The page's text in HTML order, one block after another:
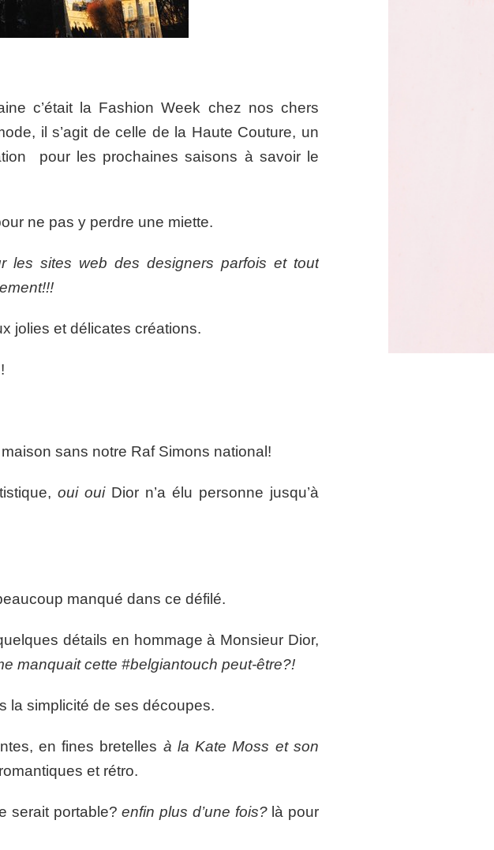
c’était la Fashion Week chez nos chers
il s’agit de celle de la Haute Couture, un
pour les prochaines saisons à savoir le
ne pas y perdre une miette.
les sites web des designers parfois et tout
jolies et délicates créations.
sans notre Raf Simons national!
oui ouiDior n’a élu personne jusqu’à
manqué dans ce défilé.
détails en hommage à Monsieur Dior,
manquait cette #belgiantouch peut-être?!
la simplicité de ses découpes.
en fines bretelles à la Kate Moss et son
et rétro.
serait portable? enfin plus d’une fois?là pour